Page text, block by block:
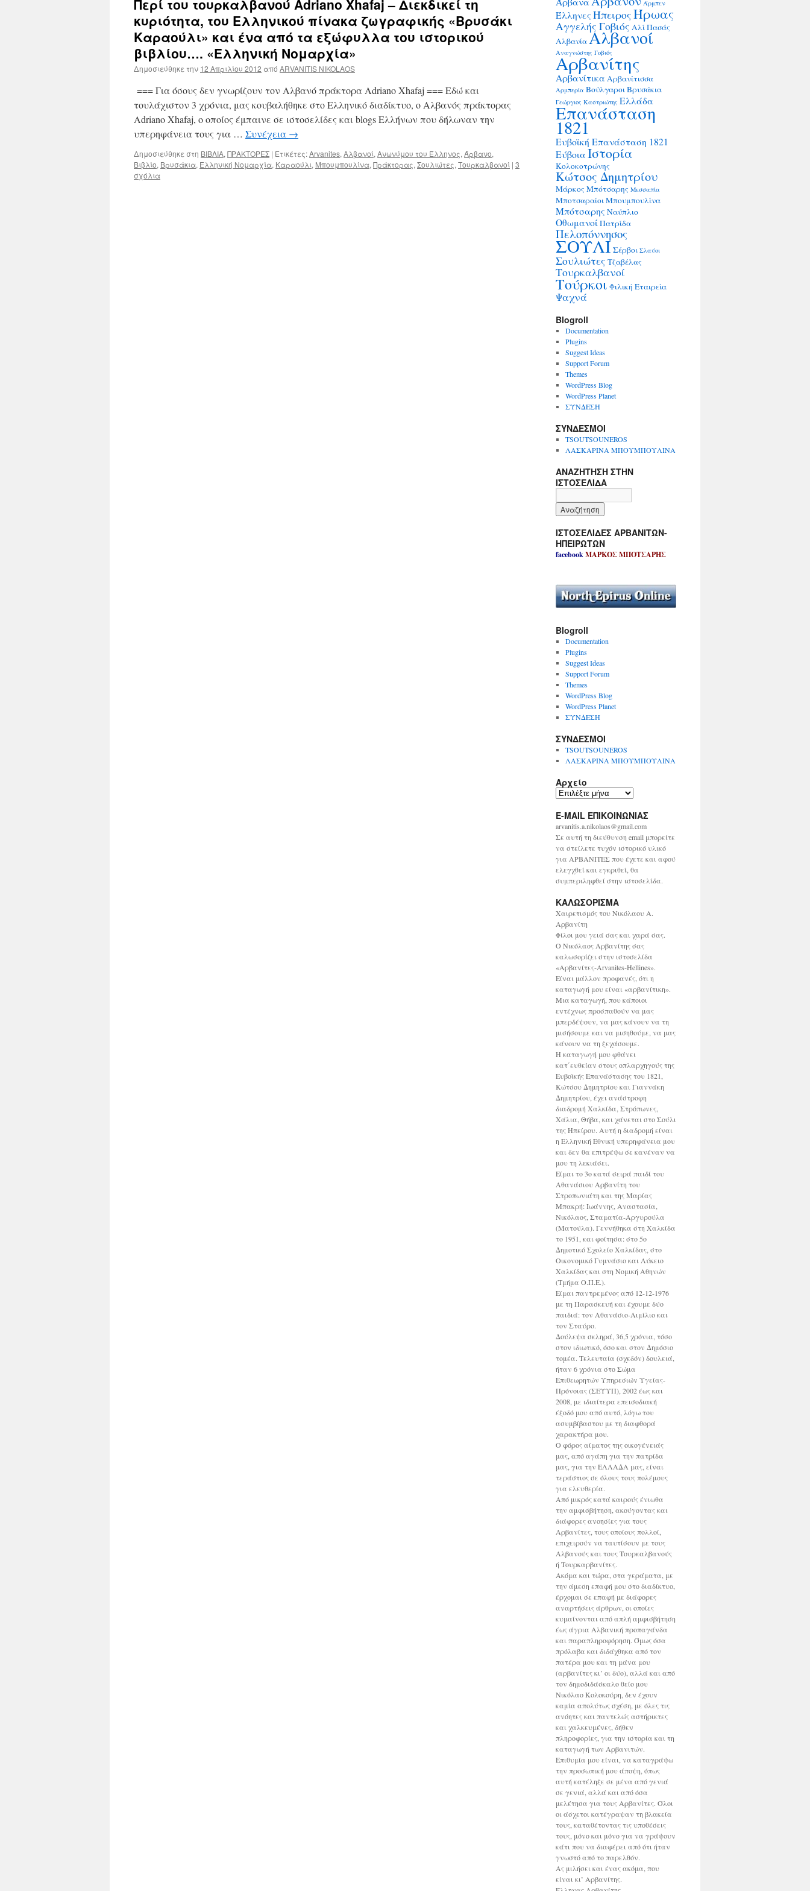
Περί του τουρκαλβανού Adriano Xhafaj – Διεκδικεί τη
κυριότητα, του Ελληνικού πίνακα ζωγραφικής «Βρυσάκι
Καραούλι» και ένα από τα εξώφυλλα του ιστορικού
βιβλίου…. «Ελληνική Νομαρχία»
Δημοσιεύθηκε την 12 Απριλίου 2012 από ARVANITIS NIKOLAOS
=== Για όσους δεν γνωρίζουν τον Αλβανό πράκτορα Adriano Xhafaj === Εδώ και
τουλάχιστον 3 χρόνια, μας κουβαλήθηκε στο Ελληνικό διαδίκτυο, ο Αλβανός πράκτορας
Adriano Xhafaj, ο οποίος έμπαινε σε ιστοσελίδες και blogs Ελλήνων που δήλωναν την
υπερηφάνεια τους για … Συνέχεια →
Δημοσιεύθηκε στη ΒΙΒΛΙΑ, ΠΡΑΚΤΟΡΕΣ | Ετικέτες:Arvanites, Αλβανοί, Ανωνύμου του Έλληνος, Άρβανο,
Βιβλίο, Βρυσάκια, Ελληνική Νομαρχία, Καραούλι, Μπουμπουλίνα, Πράκτορας, Σουλιώτες, Τουρκαλβανοί | 3
σχόλια
Άρμπεν
Έλληνες ΉπειροςΉρωας
Αγγελής Γοβιός Αλί Πασάς
ΑλβανίαΑλβανοί
Αναγνώστης Γοβιός
Αρβανίτης
Αρβανίτικα Αρβανίτισσα
Αρμπερία ΒούλγαροιΒρυσάκια
Γεώργιος Καστριώτης Ελλάδα
Επανάσταση
1821
Ευβοϊκή Επανάσταση 1821
Εύβοια Ιστορία
Κολοκοτρώνης
Κώτσος Δημητρίου
Μάρκος Μπότσαρης Μεσσαπία
ΜποτσαραίοιΜπουμπουλίνα
Μπότσαρης Ναύπλιο
ΟθωμανοίΠατρίδα
Πελοπόννησος
ΣΟΥΛΙ Σέρβοι Σλαύοι
Σουλιώτες Τζαβέλας
Τουρκαλβανοί
Τούρκοι Φιλική Εταιρεία
Ψαχνά
Blogroll
Documentation
Plugins
Suggest Ideas
Support Forum
Themes
WordPress Blog
WordPress Planet
ΣΥΝΔΕΣΗ
ΣΥΝΔΕΣΜΟΙ
TSOUTSOUNEROS
ΛΑΣΚΑΡΙΝΑ ΜΠΟΥΜΠΟΥΛΙΝΑ
ΑΝΑΖΗΤΗΣΗ ΣΤΗΝ
ΙΣΤΟΣΕΛΙΔΑ
ΙΣΤΟΣΕΛΙΔΕΣ ΑΡΒΑΝΙΤΩΝ-
ΗΠΕΙΡΩΤΩΝ
facebookΜΑΡΚΟΣ ΜΠΟΤΣΑΡΗΣ
Blogroll
Documentation
Plugins
Suggest Ideas
Support Forum
Themes
WordPress Blog
WordPress Planet
ΣΥΝΔΕΣΗ
ΣΥΝΔΕΣΜΟΙ
TSOUTSOUNEROS
ΛΑΣΚΑΡΙΝΑ ΜΠΟΥΜΠΟΥΛΙΝΑ
Αρχείο
Α
χ
ε
ί
ο
E-MAIL ΕΠΙΚΟΙΝΩΝΙΑΣ
arvanitis.a.nikolaos@gmail.com
Σε αυτή τη διεύθυνση email μπορείτε
να στείλετε τυχόν ιστορικό υλικό
για ΑΡΒΑΝΙΤΕΣ που έχετε και αφού
ελεγχθεί και εγκριθεί, θα
συμπεριληφθεί στην ιστοσελίδα.
ΚΑΛΩΣΟΡΙΣΜΑ
Χαιρετισμός του Νικόλαου Α.
Αρβανίτη
Φίλοι μου γειά σας και χαρά σας.
Ο Νικόλαος Αρβανίτης σας
καλωσορίζει στην ιστοσελίδα
«Αρβανίτες-Arvanites-Hellines».
Είναι μάλλον προφανές, ότι η
καταγωγή μου είναι «αρβανίτικη».
Μια καταγωγή, που κάποιοι
εντέχνως προσπαθούν να μας
μπερδέψουν, να μας κάνουν να τη
μισήσουμε και να μισηθούμε, να μας
κάνουν να τη ξεχάσουμε.
Η καταγωγή μου φθάνει
κατ΄ευθείαν στους οπλαρχηγούς της
Ευβοϊκής Επανάστασης του 1821,
Κώτσου Δημητρίου και Γιαννάκη
Δημητρίου, έχει ανάστροφη
διαδρομή Χαλκίδα, Στρόπωνες,
Χάλια, Θήβα, και χάνεται στο Σούλι
της Ηπείρου. Αυτή η διαδρομή είναι
η Ελληνική Εθνική υπερηφάνεια μου
και δεν θα επιτρέψω σε κανέναν να
μου τη λεκιάσει.
Είμαι το 3ο κατά σειρά παιδί του
Αθανάσιου Αρβανίτη του
Στροπωνιάτη και της Μαρίας
Μπακρή: Ιωάννης, Αναστασία,
Νικόλαος, Σταματία-Αργυρούλα
(Ματούλα). Γεννήθηκα στη Χαλκίδα
το 1951, και φοίτησα: στο 5ο
Δημοτικό Σχολείο Χαλκίδας, στο
Οικονομικό Γυμνάσιο και Λύκειο
Χαλκίδας και στη Νομική Αθηνών
(Τμήμα Ο.Π.Ε.).
Είμαι παντρεμένος από 12-12-1976
με τη Παρασκευή και έχουμε δύο
παιδιά: τον Αθανάσιο-Αιμίλιο και
τον Σταύρο.
Δούλεψα σκληρά, 36,5 χρόνια, τόσο
στον ιδιωτικό, όσο και στον Δημόσιο
τομέα. Τελευταία (σχεδόν) δουλειά,
ήταν 6 χρόνια στο Σώμα
Επιθεωρητών Υπηρεσιών Υγείας-
Πρόνοιας (ΣΕΥΥΠ), 2002 έως και
2008, με ιδιαίτερα επεισοδιακή
έξοδό μου από αυτό, λόγω του
ασυμβίβαστου με τη διαφθορά
χαρακτήρα μου.
Ο φόρος αίματος της οικογένειάς
μας, από αγάπη για την πατρίδα
μας, για την ΕΛΛΑΔΑ μας, είναι
τεράστιος σε όλους τους πολέμους
για ελευθερία.
Από μικρός κατά καιρούς ένιωθα
την αμφισβήτηση, ακούγοντας και
διάφορες ανοησίες για τους
Αρβανίτες, τους οποίους πολλοί,
επιχειρούν να ταυτίσουν με τους
Αλβανούς και τους Τουρκαλβανούς
ή Τουρκαρβανίτες.
Ακόμα και τώρα, στα γεράματα, με
την άμεση επαφή μου στο διαδίκτυο,
έρχομαι σε επαφή με διάφορες
αναρτήσεις άρθρων, οι οποίες
κυμαίνονται από απλή αμφισβήτηση
έως άγρια Αλβανική προπαγάνδα
και παραπληροφόρηση. Όμως όσα
πρόλαβα και διδάχθηκα από τον
πατέρα μου και τη μάνα μου
(αρβανίτες κι’ οι δύο), αλλά και από
τον δημοδιδάσκαλο θείο μου
Νικόλαο Κολοκούρη, δεν έχουν
καμία απολύτως σχέση, με όλες τις
ανόητες και παντελώς αστήρικτες
και χαλκευμένες, δήθεν
πληροφορίες, για την ιστορία και τη
καταγωγή των Αρβανιτών.
Επιθυμία μου είναι, να καταγράψω
την προσωπική μου άποψη, όπως
αυτή κατέληξε σε μένα από γενιά
σε γενιά, αλλά και από όσα
μελέτησα για τους Αρβανίτες. Όλοι
οι άσχετοι κατέγραψαν τη βλακεία
τους, καταθέτοντας τις υποθέσεις
τους, μόνο και μόνο για να γράψουν
κάτι που να διαφέρει από ότι ήταν
γνωστό από το παρελθόν.
Ας μιλήσει και ένας ακόμα, που
είναι κι’ Αρβανίτης.